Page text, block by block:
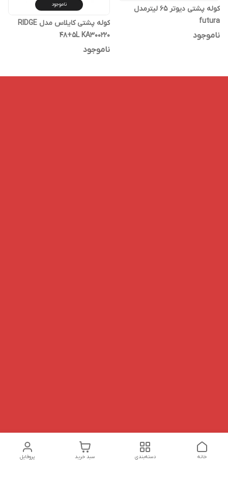
کوله پشتی دیوتر 65 لیترمدل
futura
ناموجود
ناموجود
کوله پشتی کایلاس مدل RIDGE
48+5L KA300220
ناموجود
پروفایل سبد خرید دسته‌بندی خانه